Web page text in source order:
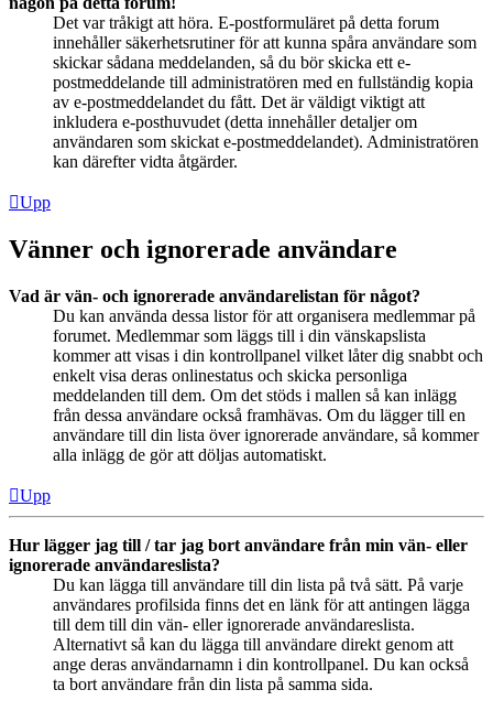
Det var tråkigt att höra. E-postformuläret på detta forum
innehåller säkerhetsrutiner för att kunna spåra användare som
skickar sådana meddelanden, så du bör skicka ett e-
postmeddelande till administratören med en fullständig kopia
av e-postmeddelandet du fått. Det är väldigt viktigt att
inkludera e-posthuvudet (detta innehåller detaljer om
användaren som skickat e-postmeddelandet). Administratören
kan därefter vidta åtgärder.
Upp
Vänner och ignorerade användare
Vad är vän- och ignorerade användarelistan för något?
Du kan använda dessa listor för att organisera medlemmar på
forumet. Medlemmar som läggs till i din vänskapslista
kommer att visas i din kontrollpanel vilket låter dig snabbt och
enkelt visa deras onlinestatus och skicka personliga
meddelanden till dem. Om det stöds i mallen så kan inlägg
från dessa användare också framhävas. Om du lägger till en
användare till din lista över ignorerade användare, så kommer
alla inlägg de gör att döljas automatiskt.
Upp
Hur lägger jag till / tar jag bort användare från min vän- eller
ignorerade användareslista?
Du kan lägga till användare till din lista på två sätt. På varje
användares profilsida finns det en länk för att antingen lägga
till dem till din vän- eller ignorerade användareslista.
Alternativt så kan du lägga till användare direkt genom att
ange deras användarnamn i din kontrollpanel. Du kan också
ta bort användare från din lista på samma sida.